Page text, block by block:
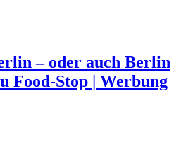
– oder auch Berlin
Food-Stop | Werbung